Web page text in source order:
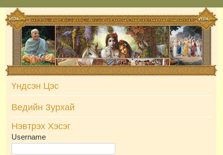
Skip
to
content
Үндсэн Цэс
Ведийн Зурхай
Нэвтрэх Хэсэг
Username